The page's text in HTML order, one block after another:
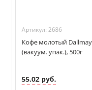
Артикул: 2686
Кофе молотый
(вакуум. упак.), 500г
55.02 руб.